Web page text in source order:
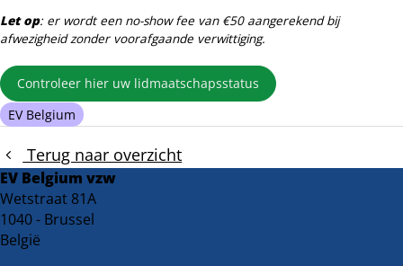
Let op: er wordt een no-show fee van €50 aangerekend bij
afwezigheid zonder voorafgaande verwittiging.
Controleer hier uw lidmaatschapsstatus
EV Belgium
Terug naar overzicht
EV Belgium vzw
Wetstraat 81A
1040 - Brussel
België